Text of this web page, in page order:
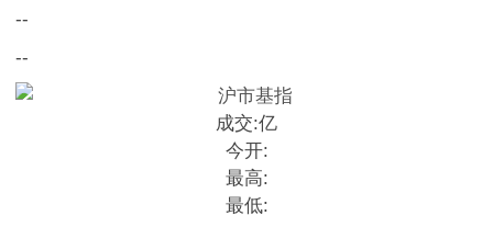
--
--
成交:亿
今开:
最高:
最低: